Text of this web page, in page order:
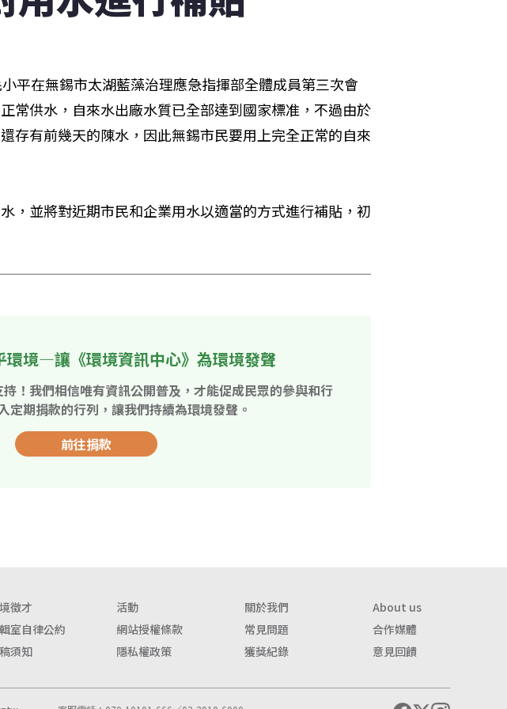
平在無錫市太湖藍藻治理應急指揮部全體成員第三次會
常供水，自來水出廠水質已全部達到國家標准，不過由於
存有前幾天的陳水，因此無錫市民要用上完全正常的自來
，並將對近期市民和企業用水以適當的方式進行補貼，初
環境—讓《環境資訊中心》為環境發聲
持！我們相信唯有資訊公開普及，才能促成民眾的參與和行
定期捐款的行列，讓我們持續為環境發聲。
前往捐款
徵才 活動 關於我們
About us
室自律公約
網站授權條款 常見問題
合作媒體
須知
隱私權政策 獲獎紀錄 意見回饋